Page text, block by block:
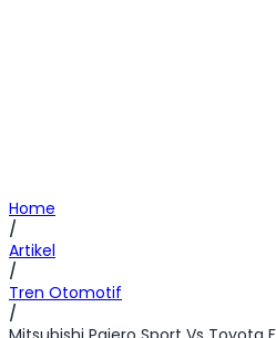
Home
/
Artikel
/
Tren Otomotif
/